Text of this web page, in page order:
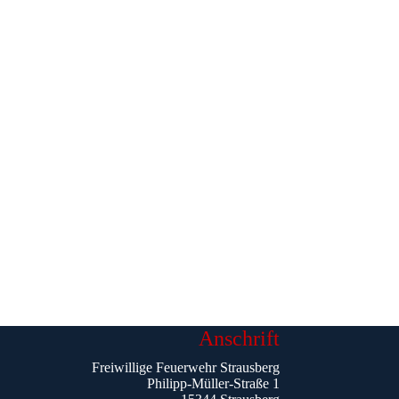
Anschrift
Freiwillige Feuerwehr Strausberg
Philipp-Müller-Straße 1